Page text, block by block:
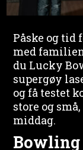
Påske og
med
du Lucky
supergøy
og få testet
store og
middag.
Bowling